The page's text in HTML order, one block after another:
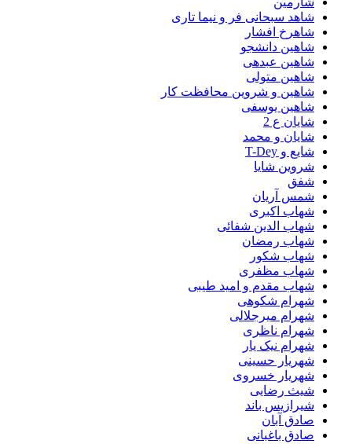
شاهد سبحانی فر و نیما تاری
شاهرخ افشار
شاهین دانشجو
شاهین عبدهی
شاهین متولی
شاهین و شروین محافظت کار
شاهین یوسفی
شایان ع 2
شایان و محمد
شایع و T-Dey
شروین شایا
شفق
شمس آریان
شهاب اکبری
شهاب الدین شفائی
شهاب رمضان
شهاب شکور
شهاب مظفری
شهاب مقدم و امید طیبی
شهرام شکوهی
شهرام میرجلالی
شهرام ناظری
شهرام نیک یار
شهریار حسینی
شهریار خسروی
شیث رضایی
شیرازیس باند
صادق آبان
صادق باغبانی